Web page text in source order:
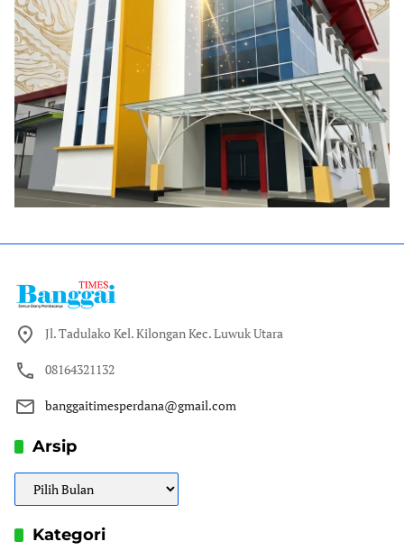
Jl. Tadulako Kel. Kilongan Kec. Luwuk Utara
08164321132
banggaitimesperdana@gmail.com
Arsip
Kategori